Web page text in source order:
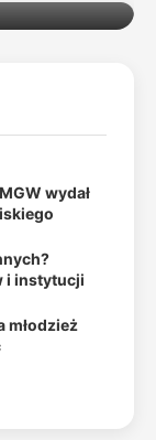
wydał
i instytucji
młodzież